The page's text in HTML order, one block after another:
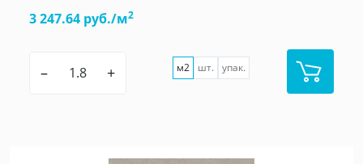
3 247.64 руб./м2
– + м2 шт. упак.